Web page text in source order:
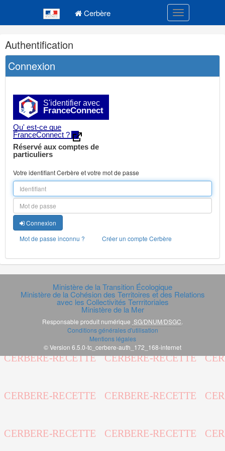
Cerbère Toggle
Navigation
et
outils
annexes
Authentification
Connexion
S'identifier avec
FranceConnect
Qu' est-ce que
FranceConnect ?
Réservé aux comptes de
particuliers
Votre identifiant Cerbère et votre mot de passe
Connexion
Mot de passe inconnu ?
Créer un compte Cerbère
Ministère de la Transition Écologique
Ministère de la Cohésion des Territoires et des Relations
avec les Collectivités Terrritoriales
Ministère de la Mer
Responsable produit numérique SG/DNUM/DSGC.
Conditions générales d'utilisation
Mentions légales
© Version 6.5.0-tc_cerbere-auth_172_168-internet